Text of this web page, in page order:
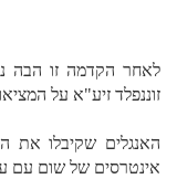
לאחר הקדמה זו הבה
זוננפלד זיע"א על
האנגלים שקיבלו את
אינטרסים של שום עם